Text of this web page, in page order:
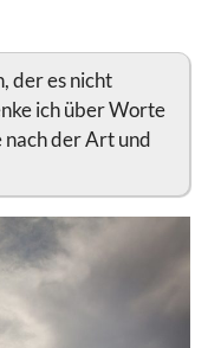
der es nicht
ich über Worte
nach der Art und